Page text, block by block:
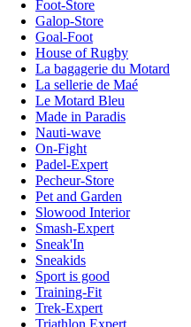
Foot-Store
Galop-Store
Goal-Foot
House of Rugby
La bagagerie du Motard
La sellerie de Maé
Le Motard Bleu
Made in Paradis
Nauti-wave
On-Fight
Padel-Expert
Pecheur-Store
Pet and Garden
Slowood Interior
Smash-Expert
Sneak'In
Sneakids
Sport is good
Training-Fit
Trek-Expert